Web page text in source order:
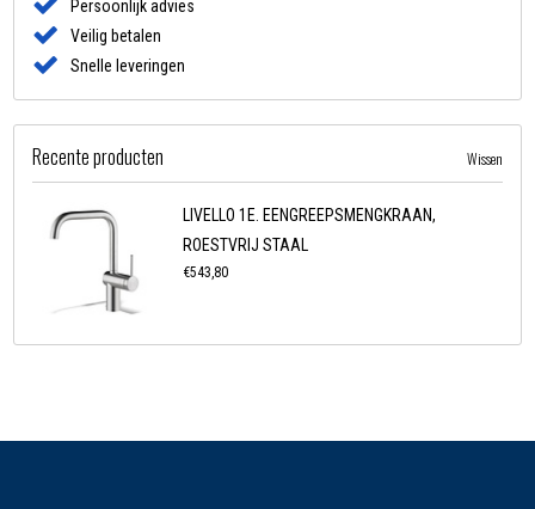
Persoonlijk advies
Veilig betalen
Snelle leveringen
Recente producten Wissen
LIVELLO 1E. EENGREEPSMENGKRAAN,
ROESTVRIJ STAAL
€543,80